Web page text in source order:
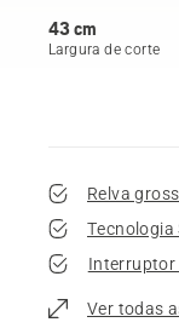
43 cm
Largura de corte
Relva
Interruptor
Ver todas